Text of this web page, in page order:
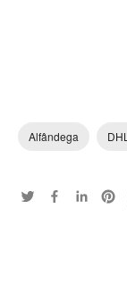
Alfândega DHL